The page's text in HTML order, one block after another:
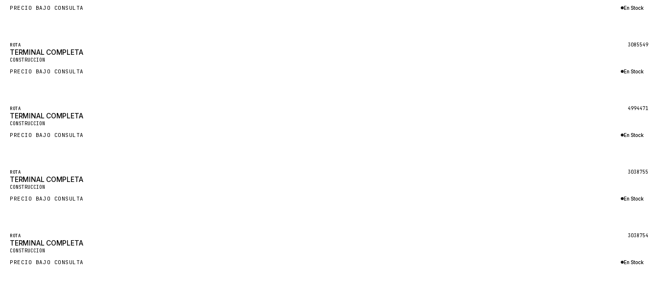
HIDROMEK
BOSCH
HYBEL
KALMAR
SDLG
GAME
DOOSAN
PRECIO BAJO CONSULTA En Stock
ROTA 3085549
TERMINAL COMPLETA
CONSTRUCCION
PRECIO BAJO CONSULTA En Stock
ROTA 4994471
TERMINAL COMPLETA
CONSTRUCCION
PRECIO BAJO CONSULTA En Stock
ROTA 3038755
TERMINAL COMPLETA
CONSTRUCCION
PRECIO BAJO CONSULTA En Stock
ROTA 3038754
TERMINAL COMPLETA
CONSTRUCCION
PRECIO BAJO CONSULTA En Stock